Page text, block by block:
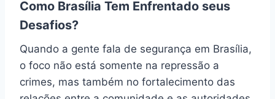
Como Brasília Tem Enfrentado seus
Desafios?
Quando a gente fala de segurança em Brasília,
o foco não está somente na repressão a
crimes, mas também no fortalecimento das